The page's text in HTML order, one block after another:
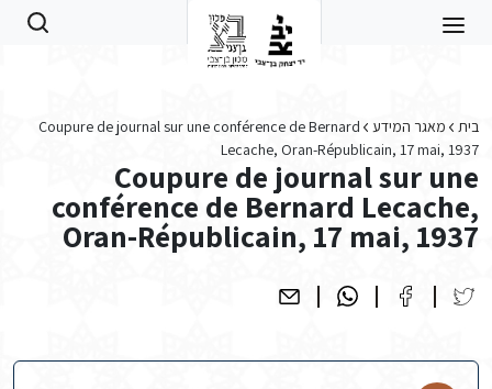
בית מאגר המידע
Coupure de journal sur une conférence de Bernard
Lecache, Oran-Républicain, 17 mai, 1937
Coupure de journal sur une
conférence de Bernard Lecache,
Oran-Républicain, 17 mai, 1937